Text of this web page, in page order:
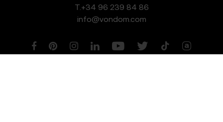
T. +34 96 239 84 86
info@vondom.com